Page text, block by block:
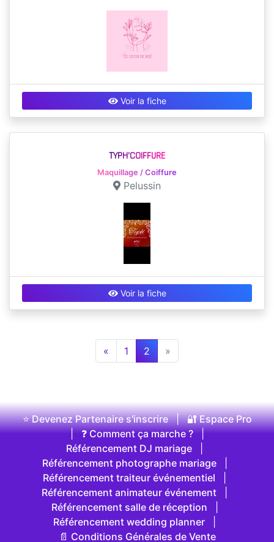
Voir la fiche
TYPH'COIFFURE
Maquillage / Coiffure
Pelussin
Voir la fiche
« 1 2 »
⭐ Devenez Partenaire s'inscrire |
🔐 Espace Pro
|
❓ Comment ça marche ?
|
Référencement DJ mariage
Référencement photographe mariage
Référencement traiteur événementiel
Référencement animateur événement
Référencement salle de réception
Référencement wedding planner
📄 Conditions Générales de Vente